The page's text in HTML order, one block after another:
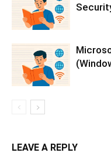
LEAVE A REPLY